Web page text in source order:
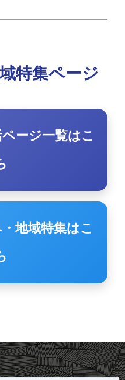
特集ページ
ージ一覧はこ
地域特集はこ